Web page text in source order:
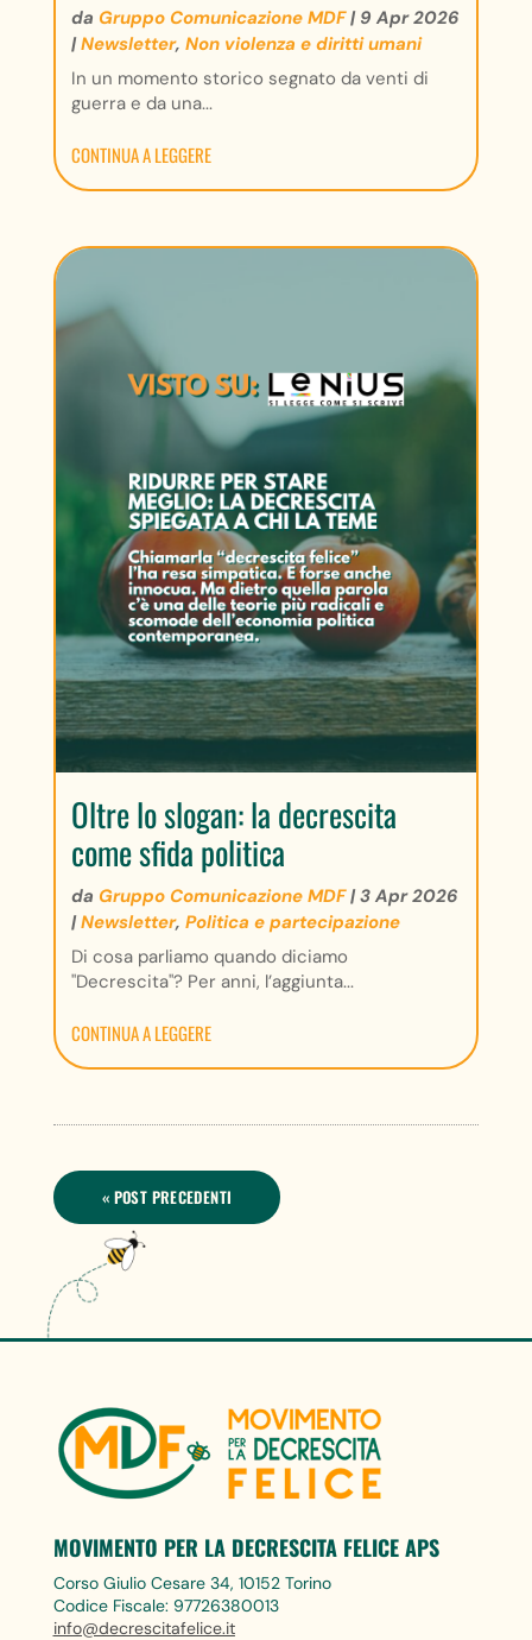
da Gruppo Comunicazione MDF| 9 Apr 2026
|Newsletter, Non violenza e diritti umani
In un momento storico segnato da venti di
guerra e da una...
CONTINUA A LEGGERE
Oltre lo slogan: la decrescita
come sfida politica
da Gruppo Comunicazione MDF|3 Apr 2026
|Newsletter, Politica e partecipazione
Di cosa parliamo quando diciamo
"Decrescita"? Per anni, l’aggiunta...
CONTINUA A LEGGERE
« POST PRECEDENTI
MOVIMENTO PER LA DECRESCITA FELICE APS
Corso Giulio Cesare 34, 10152 Torino
Codice Fiscale: 97726380013
info@decrescitafelice.it